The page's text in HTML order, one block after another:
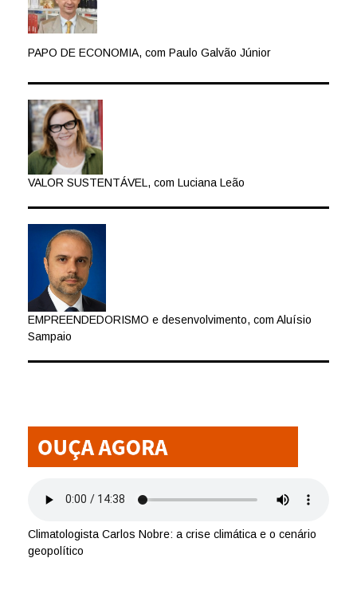
PAPO DE ECONOMIA, com Paulo Galvão Júnior
VALOR SUSTENTÁVEL, com Luciana Leão
EMPREENDEDORISMO e desenvolvimento, com Aluísio
Sampaio
Climatologista Carlos Nobre: a crise climática e o cenário
geopolítico